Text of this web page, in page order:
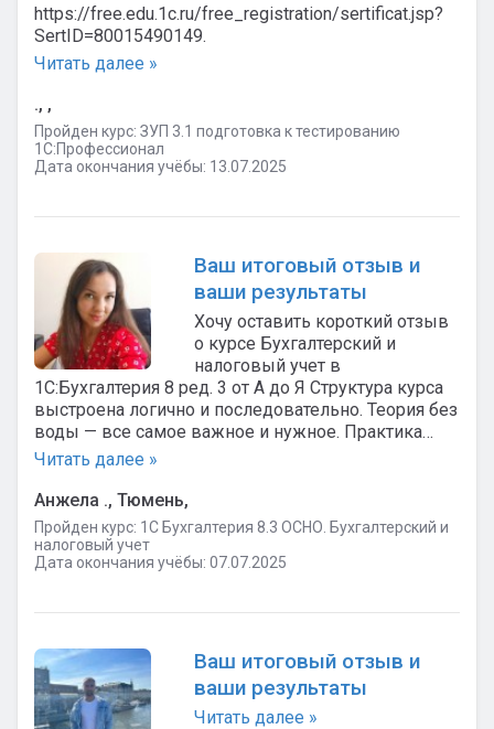
https://free.edu.1c.ru/free_registration/sertificat.jsp?
SertID=80015490149.
Читать далее »
., ,
Пройден курс: ЗУП 3.1 подготовка к тестированию
1С:Профессионал
Дата окончания учёбы: 13.07.2025
Ваш итоговый отзыв и
ваши результаты
Хочу оставить короткий отзыв
о курсе Бухгалтерский и
налоговый учет в
1С:Бухгалтерия 8 ред. 3 от А до Я Структура курса
выстроена логично и последовательно. Теория без
воды — все самое важное и нужное. Практика…
Читать далее »
Анжела ., Тюмень,
Пройден курс: 1C Бухгалтерия 8.3 ОСНО. Бухгалтерский и
налоговый учет
Дата окончания учёбы: 07.07.2025
Ваш итоговый отзыв и
ваши результаты
Читать далее »